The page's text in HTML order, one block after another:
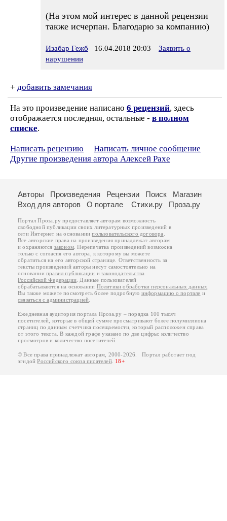
(На этом мой интерес в данной рецензии
также исчерпан. Благодарю за компанию)
Изабар Гежб 16.04.2018 20:03
Заявить о
нарушении
+ добавить замечания
На это произведение написано 6 рецензий, здесь
отображается последняя, остальные - в полном
списке.
Написать рецензию
Написать личное сообщение
Другие произведения автора Алексей Рахе
Авторы Произведения Рецензии Поиск
Магазин
Вход для авторов
О портале Стихи.ру Проза.ру
Портал Проза.ру предоставляет авторам возможность
свободной публикации своих литературных произведений в
сети Интернет на основаниипользовательского договора
Все авторские права на произведения принадлежат авторам
и охраняются законом . Перепечатка произведений возможна
только с согласия его автора, к которому вы можете
обратиться на его авторской странице. Ответственность за
тексты произведений авторы несут самостоятельно на
основанииправил публикации изаконодательства
Российской Федерации . Данные пользователей
обрабатываются на основании Политики обработки персональных данных
Вы также можете посмотреть более подробную информацию о портале и
связаться с администрацией
Ежедневная аудитория портала Проза.ру – порядка 100 тысяч
посетителей, которые в общей сумме просматривают более полумиллиона
страниц по данным счетчика посещаемости, который расположен справа
от этого текста. В каждой графе указано по две цифры: количество
просмотров и количество посетителей.
© Все права принадлежат авторам, 2000-2026. Портал работает под
эгидойРоссийского союза писателей. 18+